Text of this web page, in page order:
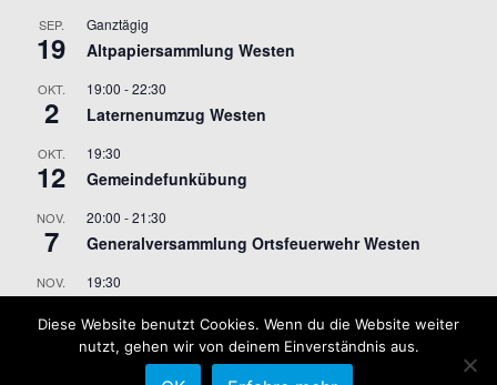
SEP.
19
Ganztägig
Altpapiersammlung Westen
OKT.
2
19:00 -22:30
Laternenumzug Westen
OKT.
12
19:30
Gemeindefunkübung
NOV.
7
20:00 -21:30
Generalversammlung Ortsfeuerwehr Westen
NOV.
9
19:30
Kalender anzeigen
Diese Website benutzt Cookies. Wenn du die Website weiter
nutzt, gehen wir von deinem Einverständnis aus.